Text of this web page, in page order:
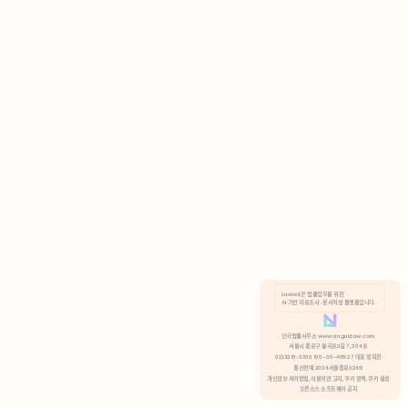
분석 쿠키 허용
Lawvot은 법률업무를 위한
AI 기반 자료조사 · 문서작성 플랫폼입니다.
안국법률사무소 www.anguklaw.com
서울시 종로구 율곡로2길 7, 304호
02)3210-3330 105-05-48527 대표 정희찬
통신판매 2024서울종로0248
개인정보 처리방침, 이용약관 고지, 쿠키 정책, 쿠키 설정
오픈소스 소프트웨어 공지